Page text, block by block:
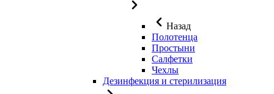
Назад
Полотенца
Простыни
Салфетки
Чехлы
Дезинфекция и стерилизация